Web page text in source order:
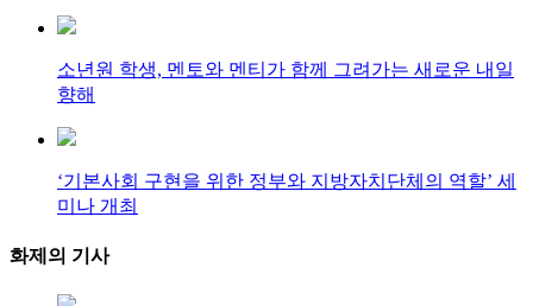
소년원 학생, 멘토와 멘티가 함께 그려가는 새로운 내일
향해
‘기본사회 구현을 위한 정부와 지방자치단체의 역할’ 세
미나 개최
화제의 기사